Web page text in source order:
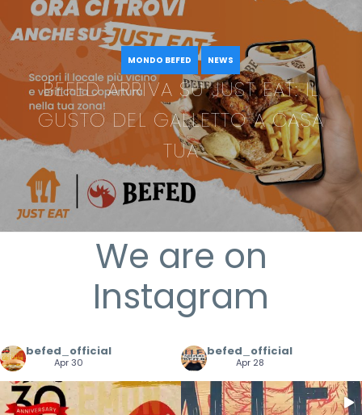
MONDO BEFED NEWS
BEFED ARRIVA SU JUST EAT: IL
GUSTO DEL GALLETTO A CASA
TUA
We are on
Instagram
befed_official
Apr 30
befed_official
Apr 28